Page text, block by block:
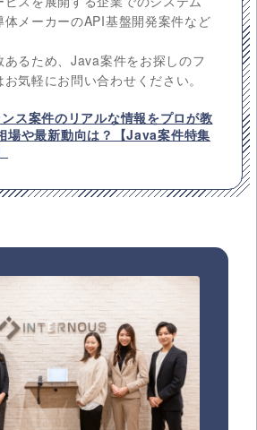
体メーカーのAPI基盤開発案件など
るため、Java案件をお探しのフ
気軽にお問い合わせください。
ス案件のリアルな情報をプロが教
場や最新動向は？【Java案件特集